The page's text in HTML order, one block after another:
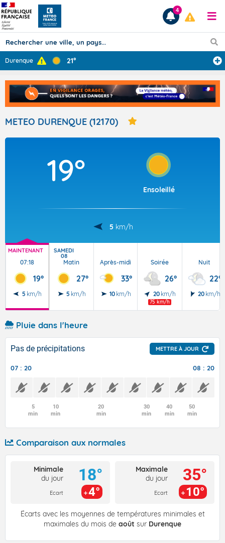
Prévisions
TOUS LES RÉSULTATS
Articles
4
Durenque 21°
METEO DURENQUE (12170)
19°
Ensoleillé
5 km/h
MAINTENANT
07:18
19°
5 km/h
SAMEDI
08
Matin
27°
5 km/h
Après-midi
33°
10 km/h
Soirée
26°
20 km/h
75 km/h
Nuit
22°
20 km/h
Pluie dans l'heure
Pas de précipitations METTRE À JOUR
07 : 20 08 : 20
5
min
10
min
20
min
30
min
40
min
50
min
Comparaison aux normales
Minimale
du jour
Ecart
18°
4°
Maximale
du jour
Ecart
35°
10°
Écarts avec les moyennes de températures minimales et
maximales du mois de août sur Durenque